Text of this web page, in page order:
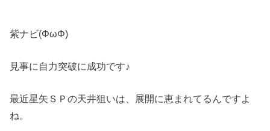
紫ナビ(ΦωΦ)
見事に自力突破に成功です♪
最近星矢ＳＰの天井狙いは、展開に恵まれてるんですよ
ね。